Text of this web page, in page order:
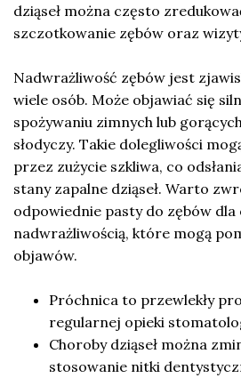
dziąseł można często
szczotkowanie zębów oraz
Nadwrażliwość zębów jest
wiele osób. Może objawiać się
spożywaniu zimnych lub
słodyczy. Takie dolegliwości
przez zużycie szkliwa, co
stany zapalne dziąseł. Warto
odpowiednie pasty do zębów dla
nadwrażliwością, które mogą
objawów.
Próchnica to przewlekły
regularnej opieki
Choroby dziąseł można
stosowanie nitki